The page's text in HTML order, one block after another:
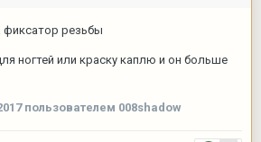
фиксатор резьбы
ногтей или краску каплю и он больше
пользователем 008shadow